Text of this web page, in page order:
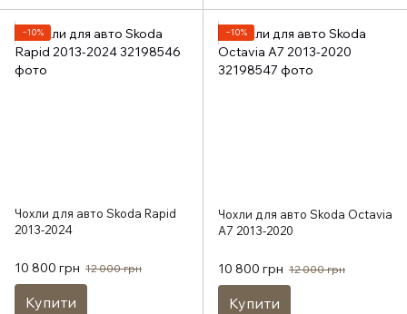
−10%
Чохли для авто Skoda Rapid
2013-2024
10 800 грн 12 000 грн
Купити
−10%
Чохли для авто Skoda Octavia
A7 2013-2020
10 800 грн 12 000 грн
Купити